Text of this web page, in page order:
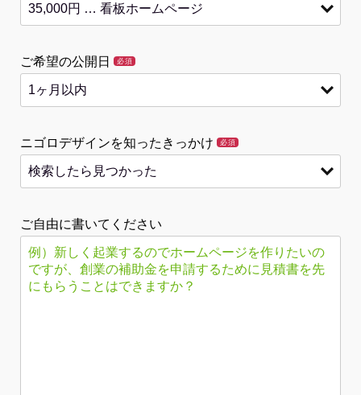
ご希望の公開日 必須
ニゴロデザインを知ったきっかけ 必須
ご自由に書いてください